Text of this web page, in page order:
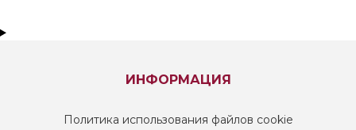
ИНФОРМАЦИЯ
Политика использования файлов cookie